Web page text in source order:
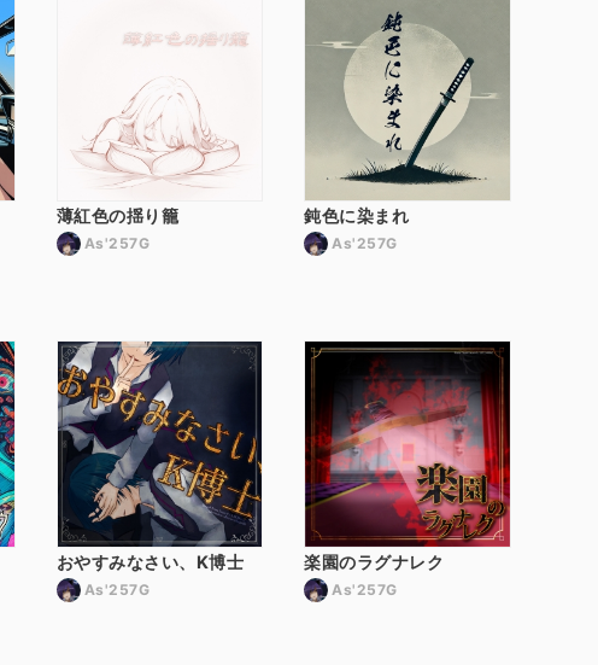
薄紅色の揺り籠
As'257G
鈍色に染まれ
As'257G
おやすみなさい、K博士
As'257G
楽園のラグナレク
As'257G